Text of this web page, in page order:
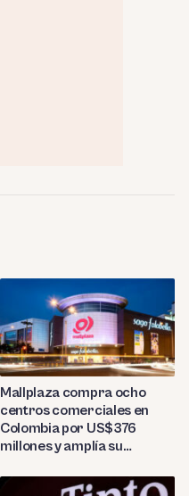
Mallplaza compra ocho
centros comerciales en
Colombia por US$376
millones y amplía su